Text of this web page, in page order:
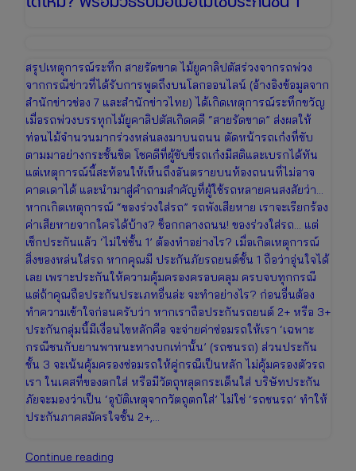
สรุปเหตุการณ์ระทึก สายรัดขาด ไม้ยูคาลิปตัสร่วงจากรถพ่วง
จากกรณีข่าวที่ได้รับการพูดถึงบนโลกออนไลน์ (อ้างอิงข้อมูลจาก
สำนักข่าวช่อง 7 และสำนักข่าวไทย) ได้เกิดเหตุการณ์ระทึกขวัญ
เมื่อรถพ่วงบรรทุกไม้ยูคาลิปตัสเกิดคดี “สายรัดขาด” ส่งผลให้
ท่อนไม้จำนวนมากร่วงหล่นลงมาบนถนน ตัดหน้ารถเก๋งที่ขับ
ตามมาอย่างกระชั้นชิด โชคดีที่ผู้ขับขี่รถเก๋งมีสติและเบรกได้ทัน
แต่เหตุการณ์นี้สะท้อนให้เห็นถึงอันตรายบนท้องถนนที่ไม่อาจ
คาดเดาได้ และนำมาสู่คำถามสำคัญที่ผู้ใช้รถหลายคนสงสัยว่า…
หากเกิดเหตุการณ์ “ของร่วงใส่รถ” รถพังเสียหาย เราจะเรียกร้อง
ค่าเสียหายจากใครได้บ้าง? ช็อกกลางถนน! ของร่วงใส่รถ… แต่
เช็กประกันแล้ว ‘ไม่ใช่ชั้น 1’ ต้องทำอย่างไร? เมื่อเกิดเหตุการณ์
สิ่งของหล่นใส่รถ หากคุณมี ประกันภัยรถยนต์ชั้น 1 ถือว่าอุ่นใจได้
เลย เพราะประกันให้ความคุ้มครองครอบคลุม ครบจบทุกกรณี
แต่ถ้าคุณถือประกันประเภทอื่นล่ะ จะทำอย่างไร? ก่อนอื่นต้อง
ทำความเข้าใจก่อนครับว่า หากเราถือประกันรถยนต์ 2+ หรือ 3+
ประกันกลุ่มนี้มีเงื่อนไขหลักคือ จะจ่ายค่าซ่อมรถให้เรา ‘เฉพาะ
กรณีชนกับยานพาหนะทางบกเท่านั้น’ (รถชนรถ) ส่วนประกัน
ชั้น 3 จะเน้นคุ้มครองซ่อมรถให้คู่กรณีเป็นหลัก ไม่คุ้มครองตัวรถ
เรา ในเคสที่ของตกใส่ หรือมีวัตถุหลุดกระเด็นใส่ บริษัทประกัน
ภัยจะมองว่าเป็น ‘อุบัติเหตุจากวัตถุตกใส่’ ไม่ใช่ ‘รถชนรถ’ ทำให้
ประกันภาคสมัครใจชั้น 2+,…
Continue reading